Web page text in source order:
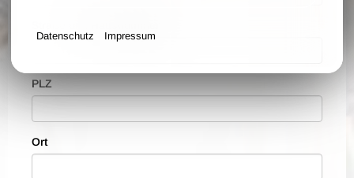
PLZ
Ort
Datenschutz Impressum